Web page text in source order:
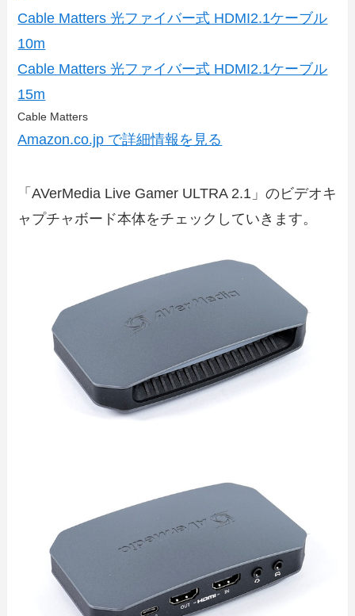
Cable Matters 光ファイバー式 HDMI2.1ケーブル
10m
Cable Matters 光ファイバー式 HDMI2.1ケーブル
15m
Cable Matters
Amazon.co.jp で詳細情報を見る
「AVerMedia Live Gamer ULTRA 2.1」のビデオキ
ャプチャボード本体をチェックしていきます。